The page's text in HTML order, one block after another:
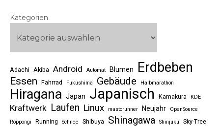
Kategorien
Adachi Akiba Android Automat Blumen Erdbeben
Essen Fahrrad Fukushima Gebäude Halbmarathon
Hiragana Japan Japanisch Kamakura KDE
Kraftwerk Laufen Linux mastorunner Neujahr
OpenSource
Roppongi
Running Schnee Shibuya Shinagawa Shinjuku Sky-Tree